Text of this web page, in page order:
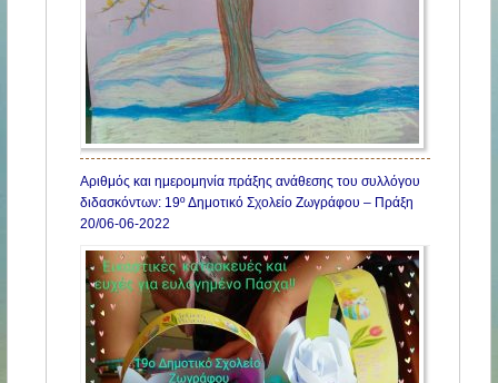
Αριθμός και ημερομηνία πράξης ανάθεσης του συλλόγου
διδασκόντων: 19º Δημοτικό Σχολείο Ζωγράφου – Πράξη
20/06-06-2022